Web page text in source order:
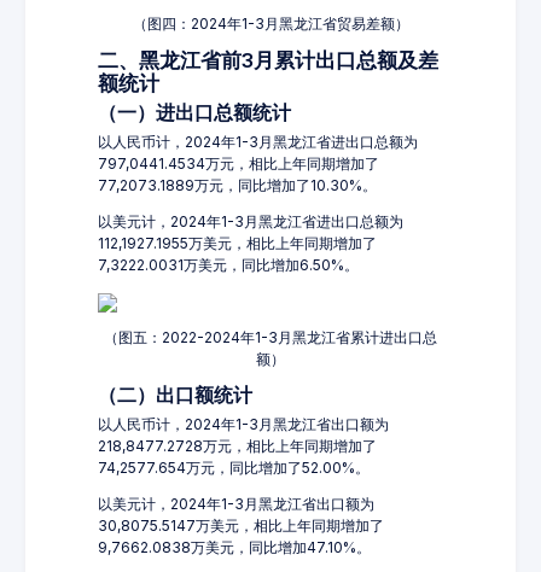
（图四：2024年1-3月黑龙江省贸易差额）
二、黑龙江省前3月累计出口总额及差
额统计
（一）进出口总额统计
以人民币计，2024年1-3月黑龙江省进出口总额为
797,0441.4534万元，相比上年同期增加了
77,2073.1889万元，同比增加了10.30%。
以美元计，2024年1-3月黑龙江省进出口总额为
112,1927.1955万美元，相比上年同期增加了
7,3222.0031万美元，同比增加6.50%。
（图五：2022-2024年1-3月黑龙江省累计进出口总
额）
（二）出口额统计
以人民币计，2024年1-3月黑龙江省出口额为
218,8477.2728万元，相比上年同期增加了
74,2577.654万元，同比增加了52.00%。
以美元计，2024年1-3月黑龙江省出口额为
30,8075.5147万美元，相比上年同期增加了
9,7662.0838万美元，同比增加47.10%。